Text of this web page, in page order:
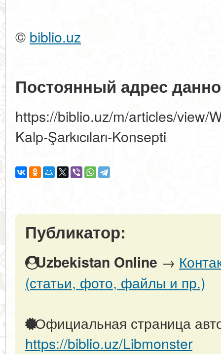
© biblio.uz
Постоянный адрес
https://biblio.uz/m/articles/view/
Kalp-Şarkıcıları-Konsepti
Публикатор:
Uzbekistan Online →
(статьи, фото, файлы и пр.)
Официальная страница
https://biblio.uz/Libmonster